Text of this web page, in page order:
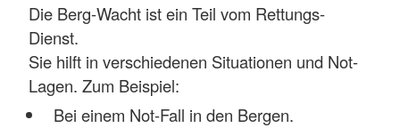
Die Berg-Wacht ist ein Teil vom Rettungs-
Dienst.
Sie hilft in verschiedenen Situationen und Not-
Lagen. Zum Beispiel:
Bei einem Not-Fall in den Bergen.